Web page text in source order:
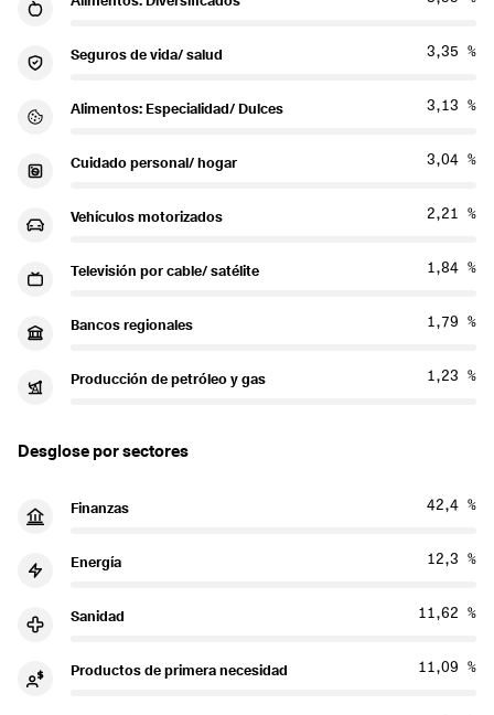
Seguros de vida/ salud 3,35 %
Alimentos: Especialidad/ Dulces 3,13 %
Cuidado personal/ hogar 3,04 %
Vehículos motorizados 2,21 %
Televisión por cable/ satélite 1,84 %
Bancos regionales 1,79 %
Producción de petróleo y gas 1,23 %
Desglose por sectores
Finanzas 42,4 %
Energía 12,3 %
Sanidad 11,62 %
Productos de primera necesidad 11,09 %